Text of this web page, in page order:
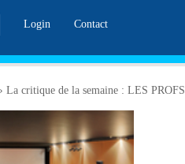
Login
Contact
› La critique de la semaine : LES PROFS